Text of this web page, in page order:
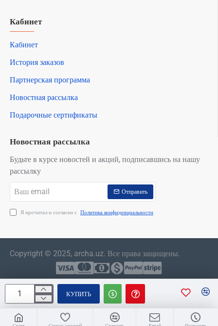
КУПИТЬ
Кабинет
Кабинет
История заказов
Партнерская программа
Новостная рассылка
Подарочные сертификаты
Новостная рассылка
Будьте в курсе новостей и акций, подписавшись на нашу
рассылку
email
Отправить
Я прочитал и согласен с Политика конфиденциальности
Copyright © 2025, archa.uz. Все права защищены.